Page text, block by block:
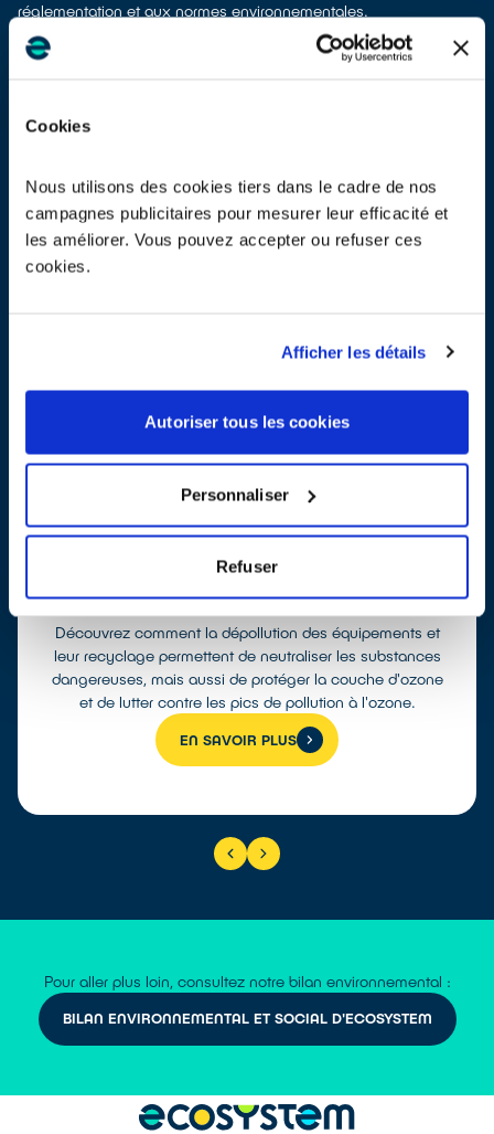
Cookies
Nous utilisons des cookies tiers dans le cadre de nos
campagnes publicitaires pour mesurer leur efficacité et
les améliorer. Vous pouvez accepter ou refuser ces
cookies.
Afficher les détails
Autoriser tous les cookies
Personnaliser
Refuser
réglementation et aux normes environnementales.
Protéger
la santé et l’environnement par la dépollution, la protection des
salariés et la mesure des impacts environnementaux et leur
réduction ;
les ressources par l’éco-conception, la promotion de la réparation,
le réemploi, la réutilisation et le recyclage matière ;
un cadre de vie de qualité comme le souhaitent tout simplement
les Français.
Découvrez comment la dépollution des équipements et
leur recyclage permettent de neutraliser les substances
dangereuses, mais aussi de protéger la couche d'ozone
et de lutter contre les pics de pollution à l'ozone.
EN SAVOIR PLUS
Pour aller plus loin, consultez notre bilan environnemental :
BILAN ENVIRONNEMENTAL ET SOCIAL D'ECOSYSTEM